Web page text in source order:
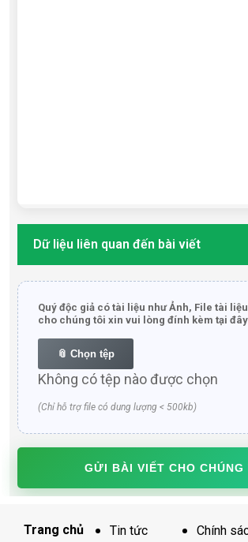
Dữ liệu liên quan đến bài viết
Quý độc giả có tài liệu như Ảnh, File tài
cho chúng tôi xin vui lòng đính kèm tại
📎 Chọn tệp
Không có tệp nào được chọn
(Chỉ hỗ trợ file có dung lượng < 500kb)
GỬI BÀI VIẾT CHO CHÚNG
Trang chủ
Tin tức
Chính